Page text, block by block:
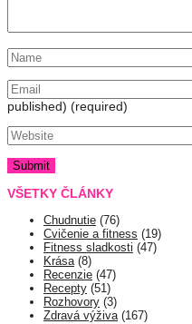
published) (required)
VŠETKY ČLÁNKY
Chudnutie (76)
Cvičenie a fitness (19)
Fitness sladkosti (47)
Krása(8)
Recenzie (47)
Recepty (51)
Rozhovory (3)
Zdravá výživa(167)